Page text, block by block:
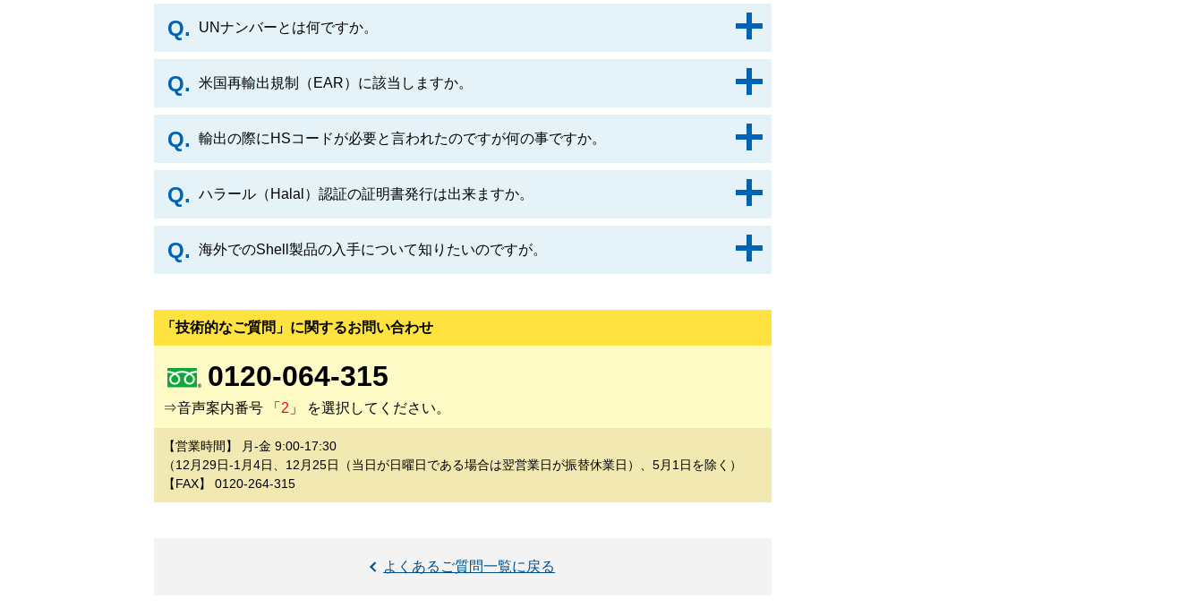
UNナンバーとは何ですか。
米国再輸出規制（EAR）に該当しますか。
輸出の際にHSコードが必要と言われたのですが何の事ですか。
ハラール（Halal）認証の証明書発行は出来ますか。
海外でのShell製品の入手について知りたいのですが。
「技術的なご質問」に関するお問い合わせ
0120-064-315
⇒音声案内番号 「 2 」 を選択してください。
【営業時間】 月-金 9:00-17:30
（12月29日-1月4日、12月25日（当日が日曜日である場合は翌営業日が振替休業日）、5月1日を除く）
【FAX】 0120-264-315
よくあるご質問一覧に戻る